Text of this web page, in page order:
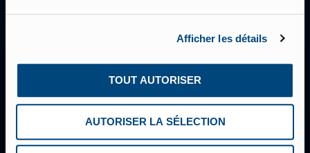
Afficher les détails
TOUT AUTORISER
AUTORISER LA SÉLECTION
tonnage
Chariots à mât rétractable Chariots télescopiques